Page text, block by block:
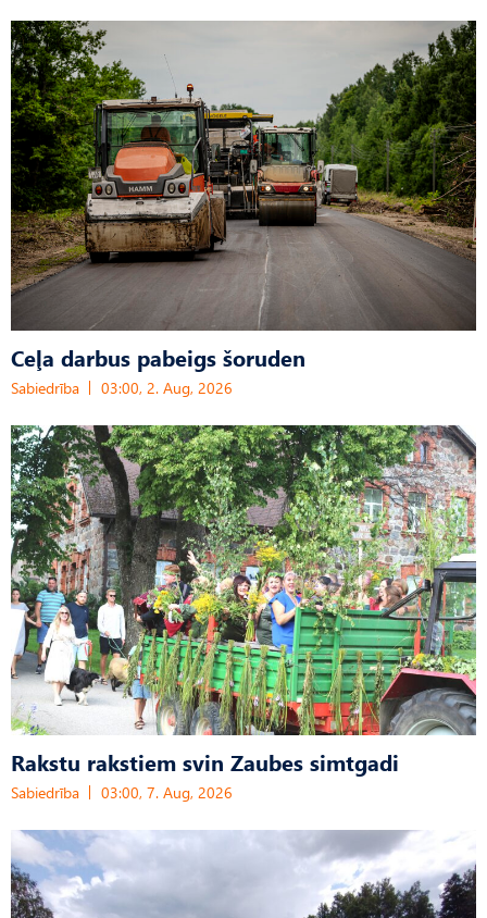
Ceļa darbus pabeigs šoruden
Sabiedrība 03:00, 2. Aug, 2026
Rakstu rakstiem svin Zaubes simtgadi
Sabiedrība 03:00, 7. Aug, 2026